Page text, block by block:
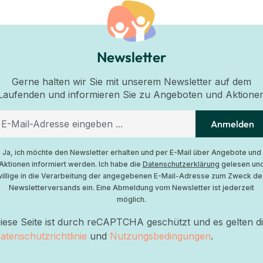
Newsletter
Gerne halten wir Sie mit unserem Newsletter auf dem
und informieren Sie zu Angeboten und
Anmelden
Ja, ich möchte den Newsletter erhalten und per E-Mail über Angebote und
informiert werden. Ich habe die Datenschutzerklärung gelesen
in die Verarbeitung der angegebenen E-Mail-Adresse zum Zweck
Newsletterversands ein. Eine Abmeldung vom Newsletter ist jederzeit
möglich.
Seite ist durch reCAPTCHA geschützt und es gelten
und Nutzungsbedingungen.